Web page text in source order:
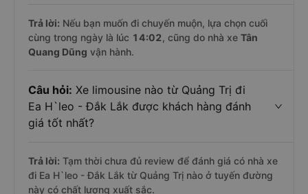
Trả lời: Nếu bạn muốn đi chuyến muộn, lựa chọn cuối
cùng trong ngày là lúc 14:02, cũng do nhà xe Tân
Quang Dũng vận hành.
Câu hỏi: Xe limousine nào từ Quảng Trị đi
Ea H`leo - Đắk Lắk được khách hàng đánh
giá tốt nhất?
Trả lời: Tạm thời chưa đủ review để đánh giá có nhà xe
đi Ea H`leo - Đắk Lắk từ Quảng Trị nào ở tuyến đường
này có chất lượng xuất sắc.